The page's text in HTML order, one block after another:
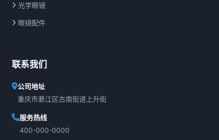
光学眼镜
眼镜配件
联系我们
公司地址
重庆市綦江区古南街道上升街
服务热线
400-000-0000